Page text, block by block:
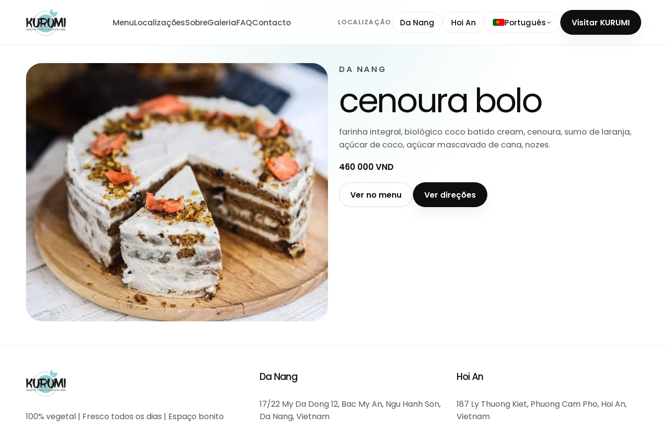
MenuLocalizaçõesSobreGaleriaFAQContacto LOCALIZAÇÃO Da Nang Hoi An Português Visitar KURUMI
DA NANG
cenoura bolo
farinha integral, biológico coco batido cream, cenoura, sumo de laranja,
açúcar de coco, açúcar mascavado de cana, nozes.
460 000 VND
Ver no menu Ver direções
100% vegetal | Fresco todos os dias | Espaço bonito
Da Nang
17/22 My Da Dong 12, Bac My An, Ngu Hanh Son,
Da Nang, Vietnam
Hoi An
187 Ly Thuong Kiet, Phuong Cam Pho, Hoi An,
Vietnam